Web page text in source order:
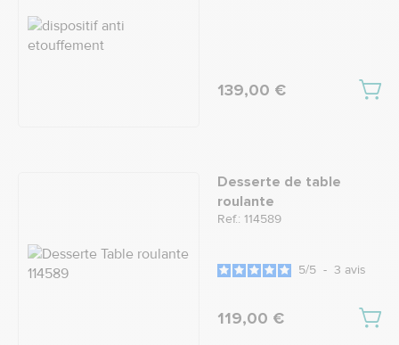
139,00 €
Desserte de table
roulante
Ref.: 114589
5/5 - 3 avis
119,00 €